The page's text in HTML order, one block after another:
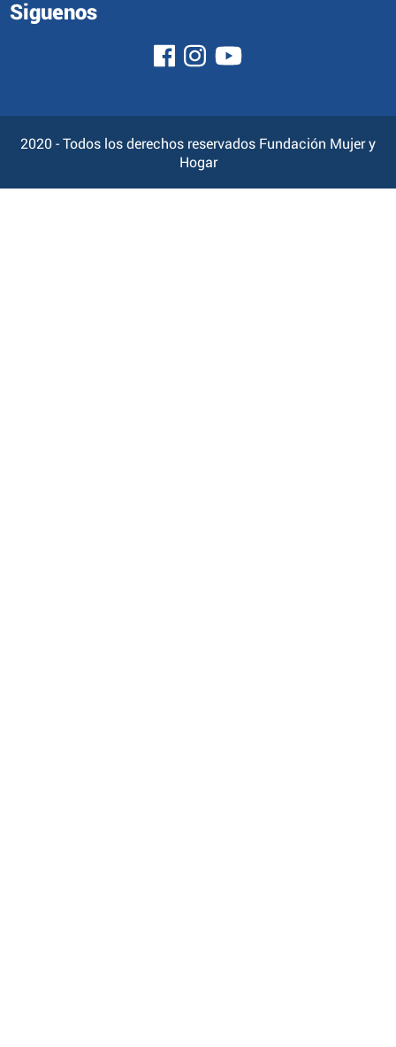
Siguenos
2020 - Todos los derechos reservados Fundación Mujer y
Hogar